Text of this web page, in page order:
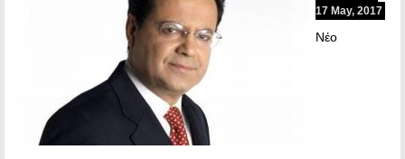
17 May, 2017
Νέο